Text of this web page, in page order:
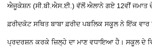
ਐਜੂਕੇਸ਼ਨ (ਸੀ.ਬੀ.ਐਸ.ਈ.) ਵੱਲੋਂ ਐਲਾਨੇ ਗਏ 12ਵੀਂ ਜਮਾਤ
ਫ਼ਰੀਦਕੋਟ ਸਥਿਤ ਬਾਬਾ ਫ਼ਰੀਦ ਪਬਲਿਕ ਸਕੂਲ ਨੇ ਇੱਕ ਵਾਰ
ਪ੍ਰਦਰਸ਼ਨ ਕਰਕੇ ਜ਼ਿਲ੍ਹੇ ਦਾ ਮਾਣ ਵਧਾਇਆ ਹੈ। ਸਕੂਲ ਦੇ